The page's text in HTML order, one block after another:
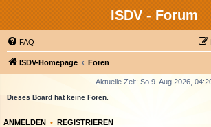
ISDV - Forum
FAQ
ISDV-Homepage Foren
Aktuelle Zeit: So 9. Aug 2026,
Dieses Board hat keine Foren.
ANMELDEN • REGISTRIEREN